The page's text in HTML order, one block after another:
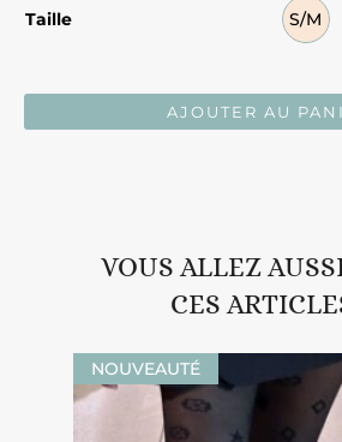
Taille S/M
AJOUTER AU
VOUS ALLEZ
CES
NOUVEAUTÉ